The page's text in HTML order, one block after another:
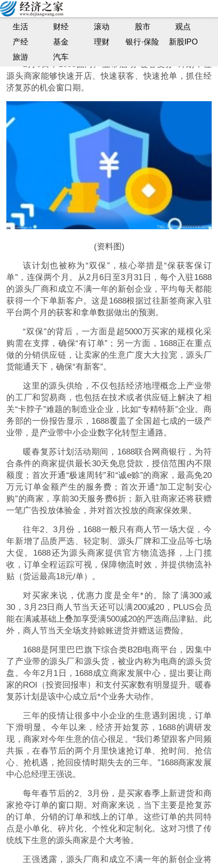
生活 财经 滚动 股市
观点
产经
基金 理财 银行·保险
新股IPO
旅游
汽车
【天天热闻】1688启动“暖春复苏”计划，支持源头厂
商和新创企业抢订单
投资界| 2023-02-06 13:40:22
2月6日，1688面向产业带启动“暖春复苏”计划，让
源头商家能够快速开店、快速获客、快速抢单，抓住经
济复苏的机会窗口期。
(资料图)
该计划也被称为“双保”，核心举措是“保获客保订
单”，连保两个月。从2月6日至3月31日，每个入驻1688
的源头厂商和成立不满一年的新创企业，平均每天都能
获得一个下单新客户。这是1688根据过往新签商家入驻
平台两个月的获客和拿单数据做出的预测。
“双保”的背后，一方面是超5000万买家的规模化采
购需在支撑，确保“有订单”；另一方面，1688正在重点
做的分销供应链，让卖家的生意广度大大拉宽，源头厂
货能通天下，确保“有新客”。
这里的源头供给，不仅包括经济地理概念上产业带
的工厂和贸易商，也包括在技术或者供应链上解决了相
关“卡脖子”难题的制造业企业，比如“专精特新”企业。商
务部的一份报告显示，1688覆盖了全国超七成的一级产
业带，是产业带中小企业数字化转型主通路。
暖春复苏计划活动期间，1688联合网商银行，为符
合条件的商家提供最长30天免息贷款，授信范围内不限
额度；首次开通“极速周转”和“诚e赊”的商家，最高免20
万元订单金额产生的服务费；首次开通“加工定制安心
购”的商家，享前30天服务费6折；新入驻商家还将获赠
一笔广告投放体验金，并对首次投放的商家保效果。
往年2、3月份，1688一般只有商人节一场大促，今
年新增了品质严选、轻定制、源头厂牌和工业品等七场
大促。1688还为源头商家提供官方物流选择，上门揽
收，订单全程运踪可视，保障物流时效，并提供物流补
贴（货运最高18元/单）。
对买家来说，优惠力度是全年*的。除了满300减
30，3月23日商人节当天还可以满200减20，PLUS会员
能在满减基础上叠加享受满500减20的严选商品津贴。此
外，商人节当天全场支持赊账进货并赠送运费险。
1688是阿里巴巴旗下综合类B2B电商平台，因集中
了产业带的源头厂和源头货，被业内称为电商的源头货
盘。今年2月1日，1688成立商家发展中心，提出要让商
家的ROI（投资回报率）和支付买家数有明显提升。暖春
复苏计划是该中心成立后*个业务大动作。
三年的疫情让很多中小企业的生意遇到困境，订单
下滑明显。今年以来，经济开始复苏，1688的调研发
现，商家对今年生意的信心很足。“我们希望跟客户同频
共振，在春节后的两个月里快速抢订单、抢时间、抢信
心、抢机遇，抢回疫情时期失去的三年。”1688商家发展
中心总经理王强说。
每年春节后的2、3月份，是买家春季上新进货和商
家抢夺订单的窗口期。对商家来说，当下主要是抢复苏
的订单、分销的订单和线上的订单。这些订单的共同特
点是小单化、碎片化、个性化和定制化。这对习惯了传
统线下生意的源头商家是个大考验。
王强透露，源头厂商和成立不满一年的新创企业将